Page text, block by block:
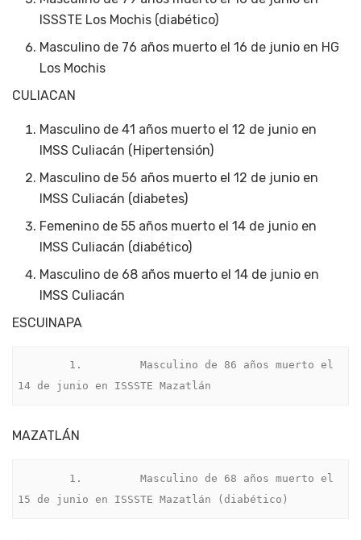
ISSSTE Los Mochis (diabético)
Masculino de 76 años muerto el 16 de junio en HG
Los Mochis
CULIACAN
Masculino de 41 años muerto el 12 de junio en
IMSS Culiacán (Hipertensión)
Masculino de 56 años muerto el 12 de junio en
IMSS Culiacán (diabetes)
Femenino de 55 años muerto el 14 de junio en
IMSS Culiacán (diabético)
Masculino de 68 años muerto el 14 de junio en
IMSS Culiacán
ESCUINAPA
14 de junio en ISSSTE Mazatlán
MAZATLÁN
15 de junio en ISSSTE Mazatlán (diabético)